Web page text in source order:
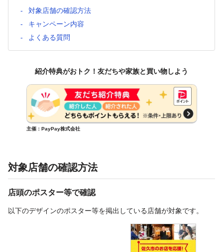
対象店舗の確認方法
キャンペーン内容
よくある質問
紹介特典がおトク！友だちや家族と買い物しよう
主催：PayPay株式会社
対象店舗の確認方法
店頭のポスター等で確認
以下のデザインのポスター等を掲出している店舗が対象です。